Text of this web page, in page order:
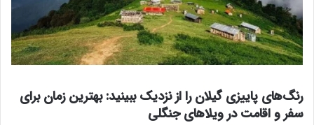
رنگ‌های پاییزی گیلان را از نزدیک ببینید: بهترین زمان برای
سفر و اقامت در ویلاهای جنگلی